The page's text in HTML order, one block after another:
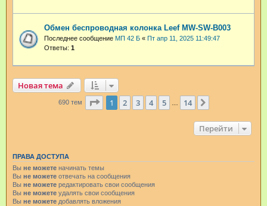
Обмен беспроводная колонка Leef MW-SW-B003
Последнее сообщение МП 42 Б « Пт апр 11, 2025 11:49:47
Ответы: 1
Новая тема
690 тем Страница из 14
1 2 3 4 5 14
Перейти
ПРАВА ДОСТУПА
Вы не можете начинать темы
Вы не можете отвечать на сообщения
Вы не можете редактировать свои сообщения
Вы не можете удалять свои сообщения
Вы не можете добавлять вложения